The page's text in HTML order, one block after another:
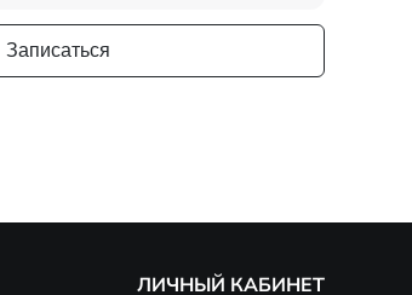
Записаться
ЛИЧНЫЙ КАБИНЕТ